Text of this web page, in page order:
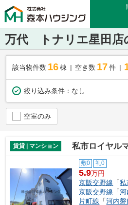
万代 トナリエ星田店
該当物件数 16棟 空き数 17 件
絞り込み条件： なし
空室のみ
賃貸 | マンション 私市ロイヤル
敷0 礼0
5.9万円
京阪交野線 「私
京阪交野線 「河
片町線 「河内磐